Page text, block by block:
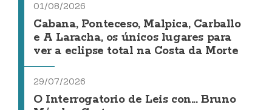
01/08/2026
Cabana, Ponteceso, Malpica, Carballo
e A Laracha, os únicos lugares para
ver a eclipse total na Costa da Morte
29/07/2026
O Interrogatorio de Leis con... Bruno